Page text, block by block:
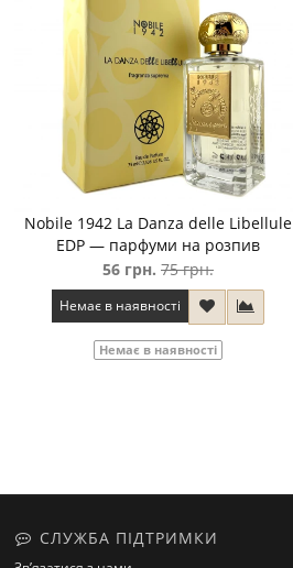
Nobile 1942 La Danza delle Libellule
EDP — парфуми на розпив
56 грн. 75 грн.
Немає в наявності
Немає в наявності
СЛУЖБА ПІДТРИМКИ